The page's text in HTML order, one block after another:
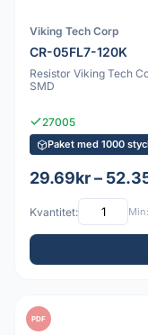
Viking Tech Corp
CR-05FL7-120K
Resistor Viking Tech
SMD
27005
Paket med 1000
29.69kr –
Kvantitet:
PDF